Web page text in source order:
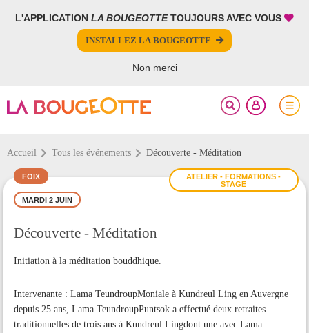
L'APPLICATION LA BOUGEOTTETOUJOURS AVEC VOUS
INSTALLEZ LA BOUGEOTTE
Non merci
Accueil Tous les événements Découverte - Méditation
ATELIER - FORMATIONS -
STAGE
FOIX
MARDI 2 JUIN
Découverte - Méditation
Initiation à la méditation bouddhique.
Intervenante : Lama TeundroupMoniale à Kundreul Ling en Auvergne
depuis 25 ans, Lama TeundroupPuntsok a effectué deux retraites
traditionnelles de trois ans à Kundreul Lingdont une avec Lama
FERMER
PARTAGER
FERMER
Votre inscription à la newsletter a été effectuée.